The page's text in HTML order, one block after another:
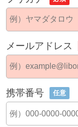
メールアドレス
携帯番号 任意